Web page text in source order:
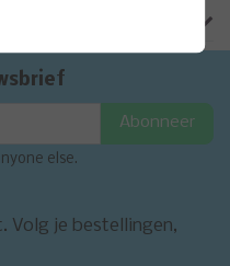
Abonneer
else.
Volg je bestellingen,